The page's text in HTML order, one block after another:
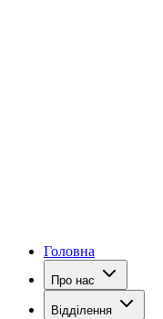
Головна
Про нас
Відділення